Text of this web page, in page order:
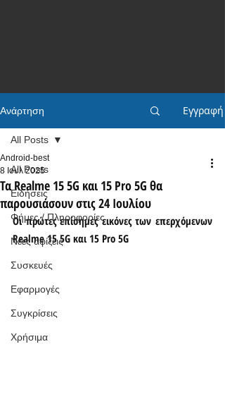
Ανάρτηση Εγγραφή
All Posts
Ειδήσεις
Φήμες / Πληροφορίες
Νέες αφίξεις
Συσκευές
Εφαρμογές
Συγκρίσεις
Χρήσιμα
All Posts
Τα Realme 15 5G και 15 Pro 5G θα
παρουσιάσουν στις 24 Ιουλίου
Android-best
8 Ιουλ 2025
Οι πρώτες επίσημες εικόνες των επερχόμενων
Realme 15 5G και 15 Pro 5G